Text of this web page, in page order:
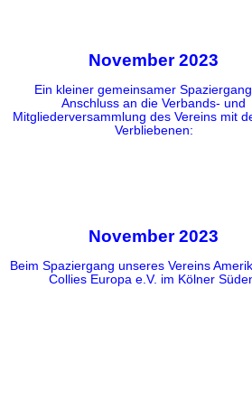
November 2023
Ein kleiner gemeinsamer
Anschluss an die Verbands- und
Mitgliederversammlung des Vereins mit
Verbliebenen:
November 2023
Beim Spaziergang unseres Vereins
Collies Europa e.V. im Kölner